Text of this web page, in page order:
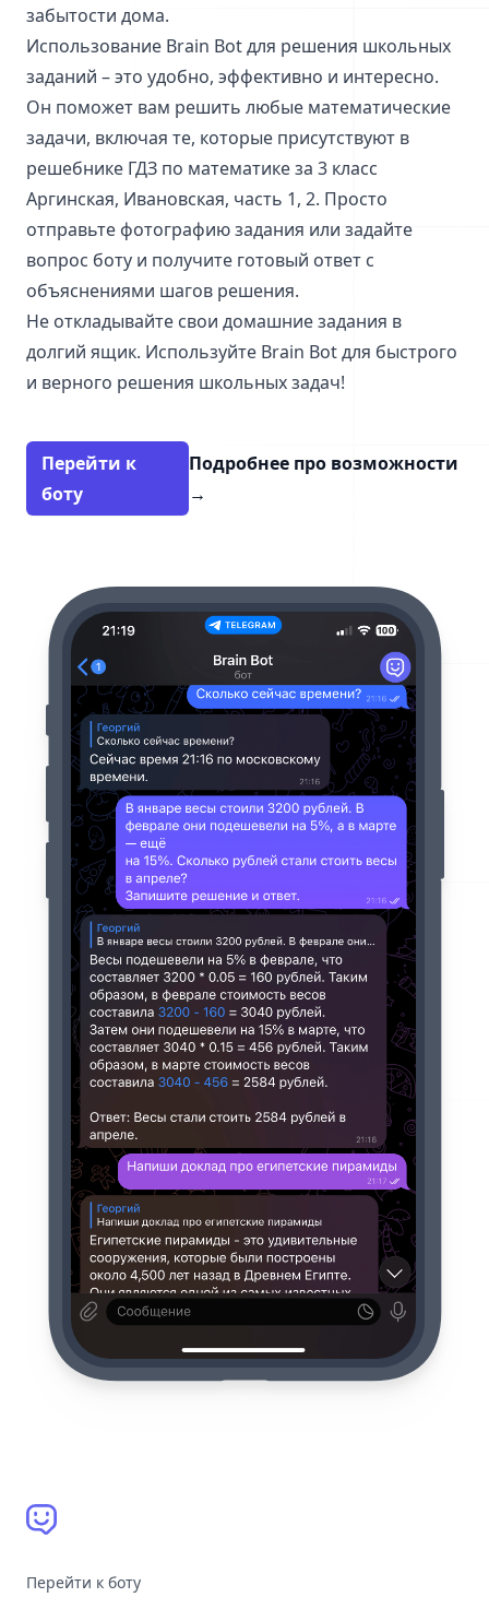
забытости дома.
Использование Brain Bot для решения школьных
заданий – это удобно, эффективно и интересно.
Он поможет вам решить любые математические
задачи, включая те, которые присутствуют в
решебнике ГДЗ по математике за 3 класс
Аргинская, Ивановская, часть 1, 2. Просто
отправьте фотографию задания или задайте
вопрос боту и получите готовый ответ с
объяснениями шагов решения.
Не откладывайте свои домашние задания в
долгий ящик. Используйте Brain Bot для быстрого
и верного решения школьных задач!
Перейти к
боту
Подробнее про возможности
→
Перейти к боту